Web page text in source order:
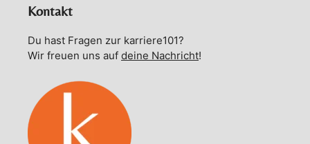
Kontakt
Du hast Fragen zur karriere101?
Wir freuen uns auf deine Nachricht!